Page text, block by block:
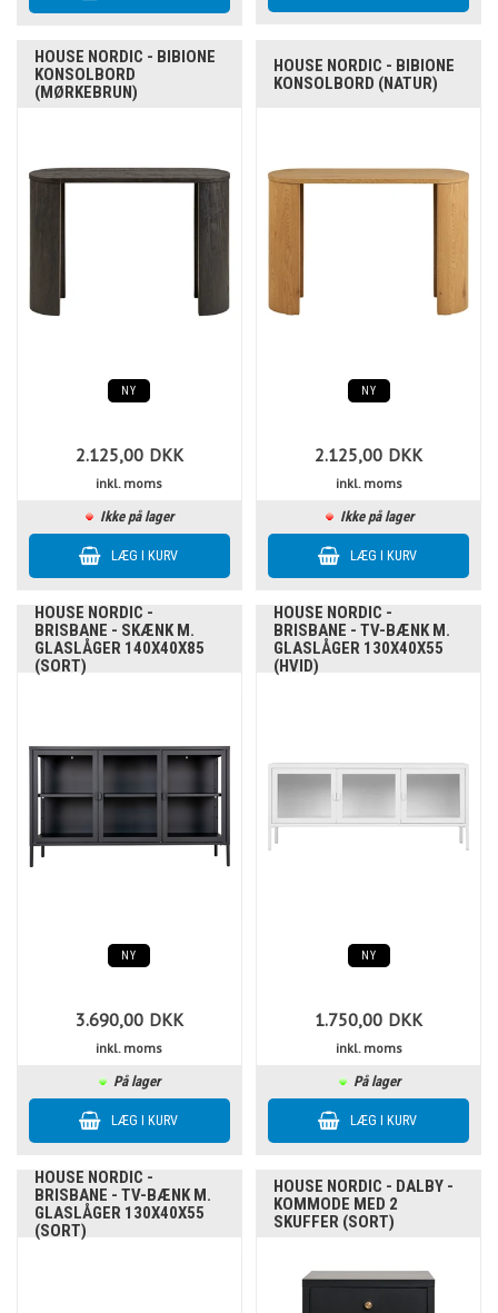
HOUSE NORDIC - BIBIONE
KONSOLBORD
(MØRKEBRUN)
NY
2.125,00 DKK
inkl. moms
Ikke på lager
HOUSE NORDIC - BIBIONE
KONSOLBORD (NATUR)
NY
2.125,00 DKK
inkl. moms
Ikke på lager
HOUSE NORDIC -
BRISBANE - SKÆNK M.
GLASLÅGER 140X40X85
(SORT)
NY
3.690,00 DKK
inkl. moms
På lager
HOUSE NORDIC -
BRISBANE - TV-BÆNK M.
GLASLÅGER 130X40X55
(HVID)
NY
1.750,00 DKK
inkl. moms
På lager
HOUSE NORDIC -
BRISBANE - TV-BÆNK M.
GLASLÅGER 130X40X55
(SORT)
HOUSE NORDIC - DALBY -
KOMMODE MED 2
SKUFFER (SORT)